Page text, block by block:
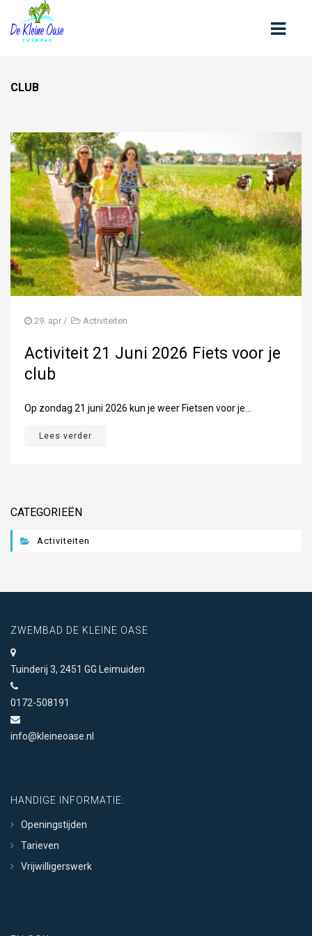
HOME
CONTACT
OPENINGSTIJDEN
ZWEMLESSEN
KOM ZWEMMEN
TARIEVEN
NIEUWS
2023-06 VERSLAG MINITRIATLON
2021-08-04 ALLROUND KAMPIOEN
DUIKINSTUIF
DIPLOMAZWEMMEN
JULI POOLPARTY
ACTIVITEITEN
CLUB
29. apr / Activiteiten
Activiteit 21 Juni 2026 Fiets voor je
club
Op zondag 21 juni 2026 kun je weer Fietsen voor je...
Lees verder
CATEGORIEËN
Activiteiten
ZWEMBAD DE KLEINE OASE
Tuinderij 3, 2451 GG Leimuiden
0172-508191
info@kleineoase.nl
HANDIGE INFORMATIE:
Openingstijden
Tarieven
Vrijwilligerswerk